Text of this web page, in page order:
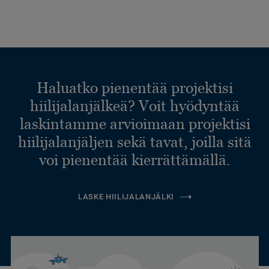
Haluatko pienentää projektisi
hiilijalanjälkeä? Voit hyödyntää
laskintamme arvioimaan projektisi
hiilijalanjäljen sekä tavat, joilla sitä
voi pienentää kierrättämällä.
LASKE HIILIJALANJÄLKI